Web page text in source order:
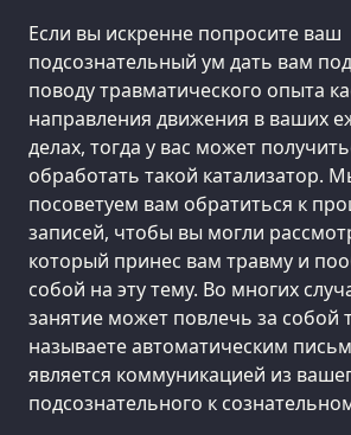
Если вы искренне попросите ваш
подсознательный ум дать вам
поводу травматического опыта
направления движения в ваших
делах, тогда у вас может
обработать такой катализатор.
посоветуем вам обратиться к
записей, чтобы вы могли
который принес вам травму и
собой на эту тему. Во многих
занятие может повлечь за собой
называете автоматическим
является коммуникацией из
подсознательного к